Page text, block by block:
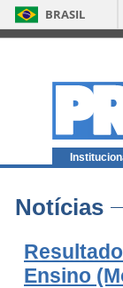
BRASIL
Notícias
Ensino